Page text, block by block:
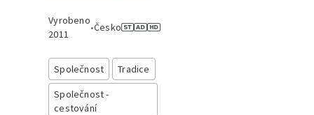
Vyrobeno
2011
•Česko
Společnost
Tradice
Společnost -
cestování